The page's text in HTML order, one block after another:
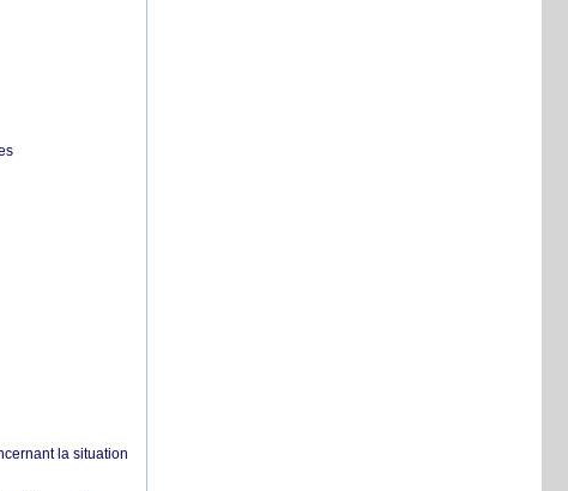
la situation